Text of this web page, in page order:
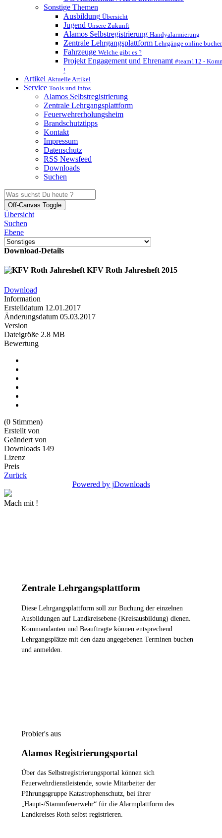
Sonstige Themen
Ausbildung Übersicht
Jugend Unsere Zukunft
Alamos Selbstregistrierung Handyalarmierung
Zentrale Lehrgangsplattform Lehrgänge online
Fahrzeuge Welche gibt es ?
Projekt Engagement und Ehrenamt #team112 -
!
Artikel Aktuelle Artikel
Service Tools und Infos
Alamos Selbstregistrierung
Zentrale Lehrgangsplattform
Feuerwehrerholungsheim
Brandschutztipps
Kontakt
Impressum
Datenschutz
RSS Newsfeed
Downloads
Suchen
Off-Canvas Toggle
Übersicht
Suchen
Ebene
Download-Details
KFV Roth Jahresheft 2015
Download
Information
Erstelldatum 12.01.2017
Änderungsdatum 05.03.2017
Version
Dateigröße 2.8 MB
Bewertung
(0 Stimmen)
Erstellt von
Geändert von
Downloads 149
Lizenz
Preis
Zurück
Powered by jDownloads
Mach mit !
Zentrale Lehrgangsplattform
Diese Lehrgangsplattform soll zur Buchung der einzelnen
Ausbildungen auf Landkreisebene (Kreisausbildung) dienen.
Kommandanten und Beauftragte können entsprechend
Lehrgangsplätze mit den dazu angegebenen Terminen buchen
und anmelden.
Probier's aus
Alamos Registrierungsportal
Über das Selbstregistrierungsportal können sich
Feuerwehrdienstleistende, sowie Mitarbeiter der
Führungsgruppe Katastrophenschutz, bei ihrer
„Haupt-/Stammfeuerwehr“ für die Alarmplattform des
Landkreises Roth selbst registrieren.